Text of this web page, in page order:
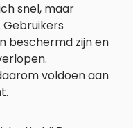
snel, maar
Gebruikers
beschermd zijn en
voldoen aan